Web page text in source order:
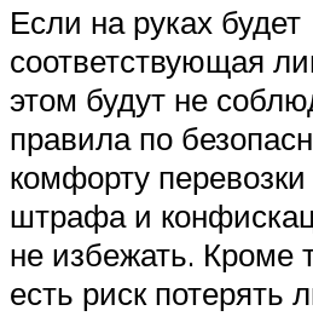
Если на руках будет
соответствующая
этом будут не
правила по
комфорту
штрафа и
не избежать. Кроме
есть риск потерять